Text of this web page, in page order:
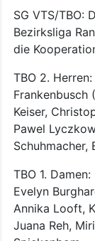
SG VTS/TBO:
Bezirksliga
die
TBO 2.
Frankenbusch
Keiser,
Pawel
Schuhmacher,
TBO 1.
Evelyn
Annika Looft,
Juana Reh,